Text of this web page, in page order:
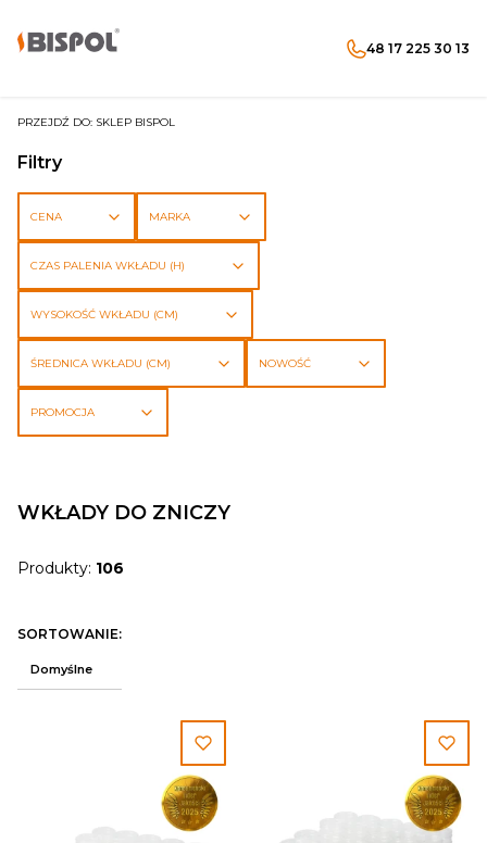
48 17 225 30 13
PRZEJDŹ DO: SKLEP BISPOL
Filtry
CENA MARKA
CZAS PALENIA WKŁADU (H)
WYSOKOŚĆ WKŁADU (CM)
ŚREDNICA WKŁADU (CM) NOWOŚĆ
PROMOCJA
WKŁADY DO ZNICZY
Produkty: 106
SORTOWANIE:
Domyślne